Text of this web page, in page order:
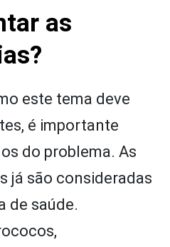
as
este tema deve
é importante
do problema. As
já são consideradas
de saúde.